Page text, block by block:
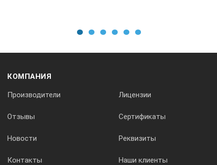
КОМПАНИЯ
Производители Лицензии
Отзывы Сертификаты
Новости Реквизиты
Контакты Наши клиенты